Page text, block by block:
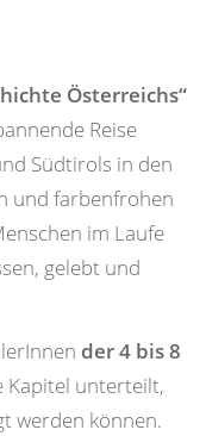
Österreichs“
Reise
Südtirols in den
und farbenfrohen
im Laufe
gelebt und
der 4 bis 8
Kapitel unterteilt,
werden können.